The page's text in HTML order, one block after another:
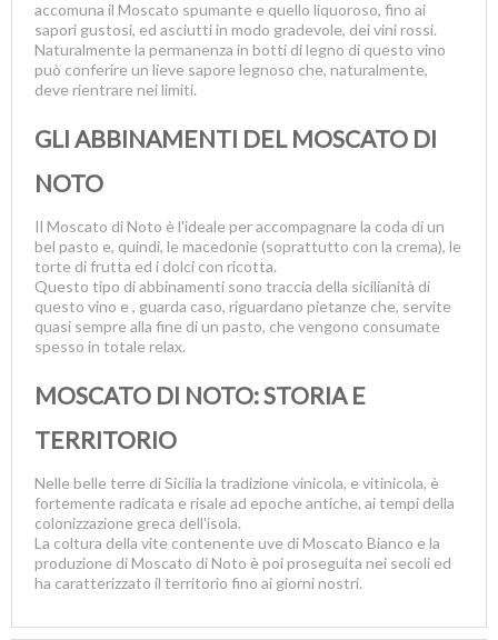
accomuna il Moscato spumante e quello liquoroso, fino ai
sapori gustosi, ed asciutti in modo gradevole, dei vini rossi.
Naturalmente la permanenza in botti di legno di questo vino
può conferire un lieve sapore legnoso che, naturalmente,
deve rientrare nei limiti.
GLI ABBINAMENTI DEL MOSCATO DI
NOTO
Il Moscato di Noto è l'ideale per accompagnare la coda di un
bel pasto e, quindi, le macedonie (soprattutto con la crema), le
torte di frutta ed i dolci con ricotta.
Questo tipo di abbinamenti sono traccia della sicilianità di
questo vino e , guarda caso, riguardano pietanze che, servite
quasi sempre alla fine di un pasto, che vengono consumate
spesso in totale relax.
MOSCATO DI NOTO: STORIA E
TERRITORIO
Nelle belle terre di Sicilia la tradizione vinicola, e vitinicola, è
fortemente radicata e risale ad epoche antiche, ai tempi della
colonizzazione greca dell'isola.
La coltura della vite contenente uve di Moscato Bianco e la
produzione di Moscato di Noto è poi proseguita nei secoli ed
ha caratterizzato il territorio fino ai giorni nostri.